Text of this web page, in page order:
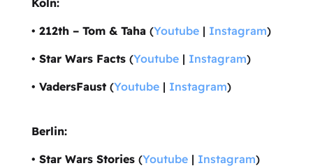
• 212th – Tom & Taha(Youtube| Instagram)
• Star Wars Facts(Youtube| Instagram)
• VadersFaust(Youtube| Instagram)
Berlin:
• Star Wars Stories(Youtube| Instagram)